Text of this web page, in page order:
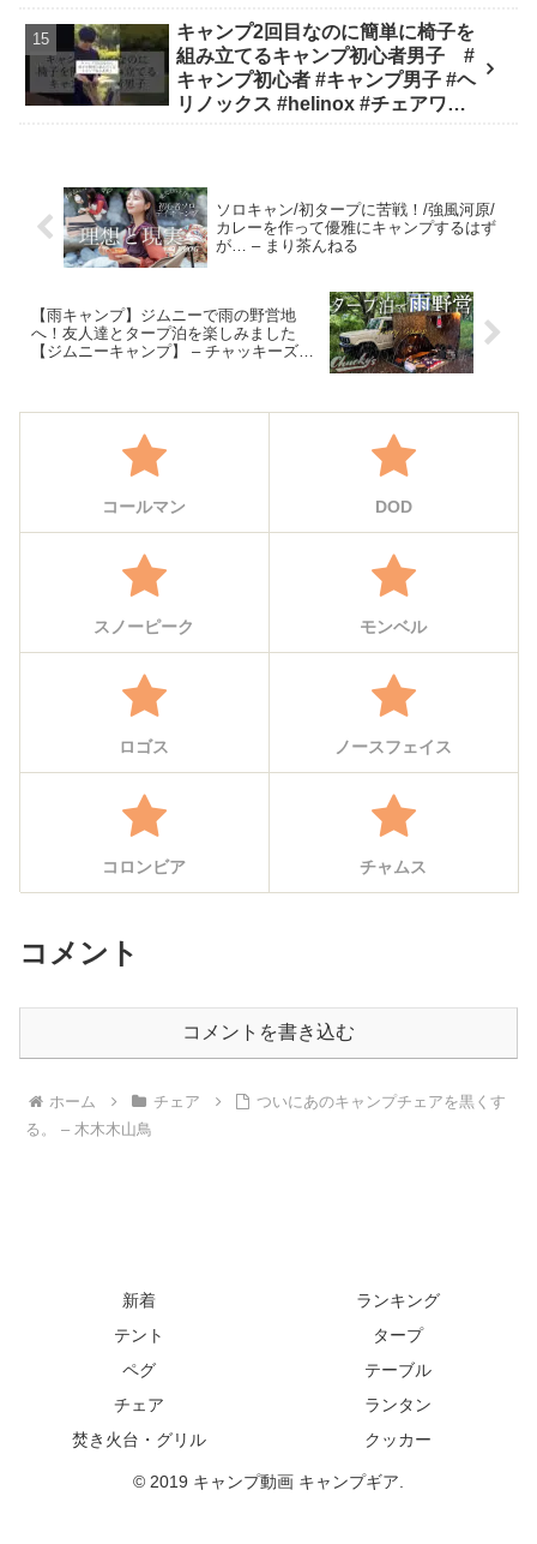
channel / Ride&Camp
キャンプ2回目なのに簡単に椅子を
組み立てるキャンプ初心者男子 #
キャンプ初心者 #キャンプ男子 #ヘ
リノックス #helinox #チェアワン #
ソロキャン/初タープに苦戦！/強風河原/
カレーを作って優雅にキャンプするはず
が… – まり茶んねる
【雨キャンプ】ジムニーで雨の野営地
へ！友人達とタープ泊を楽しみました
【ジムニーキャンプ】 – チャッキーズ
コールマン DOD
スノーピーク モンベル
ロゴス ノースフェイス
コロンビア チャムス
コメント
コメントを書き込む
ホーム チェア
ついにあのキャンプチェアを黒くす
る。 – 木木木山鳥
新着
ランキング
テント
タープ
ペグ
テーブル
チェア
ランタン
焚き火台・グリル
クッカー
© 2019 キャンプ動画 キャンプギア.